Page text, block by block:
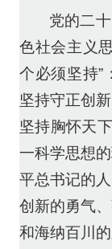
党的二
色社会主义
个必须坚持”
坚持守正创
坚持胸怀天
一科学思想
平总书记的
创新的勇气
和海纳百川